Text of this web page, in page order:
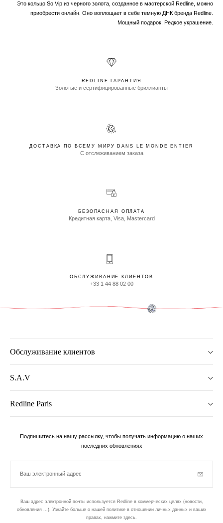
Это кольцо So Vip из черного золота, созданное в мастерской Redline, можно
приобрести онлайн. Оно воплощает в себе темную ДНК бренда Redline.
Мощный подарок. Редкое украшение.
REDLINE ГАРАНТИЯ
Золотые и сертифицированные бриллианты
ДОСТАВКА ПО ВСЕМУ МИРУ DANS LE MONDE ENTIER
С отслеживанием заказа
БЕЗОПАСНАЯ ОПЛАТА
Кредитная карта, Visa, Mastercard
ОБСЛУЖИВАНИЕ КЛИЕНТОВ
+33 1 44 88 02 00
Обслуживание клиентов
S.A.V
Redline Paris
Подпишитесь на нашу рассылку, чтобы получать информацию о наших
последних обновлениях
Ваш электронный адрес
Ваш адрес электронной почты используется Redline в коммерческих целях (новости,
обновления ...). Узнайте больше о нашей политике в отношении личных данных и ваших
правах, нажмите здесь.